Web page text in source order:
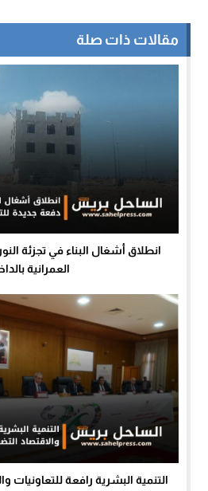
مقالات ذات صلة
انطلاق أشغال البناء في تجزئة
العمرانية
التنمية البشرية رافعة للتعاونيات